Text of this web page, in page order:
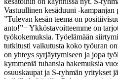
Vastuullinen kesäduuni -kampanjan
”Tulevan kesän teema on
anto!”− Ykköstavoitteemme on
työkokemuksia. Työelämään
tutkitusti vaikutusta koko työuran
on yhteys syrjäytymiseen ja jopa
kymmeniä tuhansia hakemuksia
osuuskaupat ja S-ryhmän yritykset